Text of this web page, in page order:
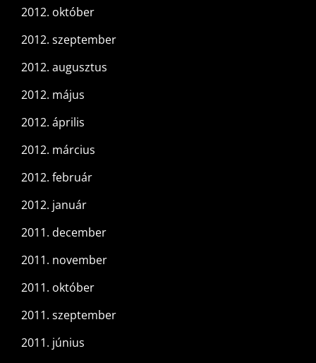
2012. október
2012. szeptember
2012. augusztus
2012. május
2012. április
2012. március
2012. február
2012. január
2011. december
2011. november
2011. október
2011. szeptember
2011. június